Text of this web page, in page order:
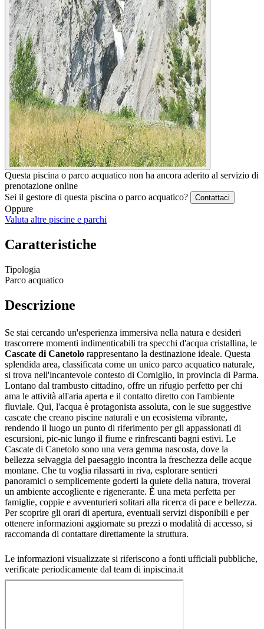
Questa piscina o parco acquatico non ha ancora aderito al servizio di
prenotazione online
Sei il gestore di questa piscina o parco acquatico?
Contattaci
Oppure
Valuta altre piscine e parchi
Caratteristiche
Tipologia
Parco acquatico
Descrizione
Se stai cercando un'esperienza immersiva nella natura e desideri
trascorrere momenti indimenticabili tra specchi d'acqua cristallina, le
Cascate di Canetolo rappresentano la destinazione ideale. Questa
splendida area, classificata come un unico parco acquatico naturale,
si trova nell'incantevole contesto di Corniglio, in provincia di Parma.
Lontano dal trambusto cittadino, offre un rifugio perfetto per chi
ama le attività all'aria aperta e il contatto diretto con l'ambiente
fluviale. Qui, l'acqua è protagonista assoluta, con le sue suggestive
cascate che creano piscine naturali e un ecosistema vibrante,
rendendo il luogo un punto di riferimento per gli appassionati di
escursioni, pic-nic lungo il fiume e rinfrescanti bagni estivi. Le
Cascate di Canetolo sono una vera gemma nascosta, dove la
bellezza selvaggia del paesaggio incontra la freschezza delle acque
montane. Che tu voglia rilassarti in riva, esplorare sentieri
panoramici o semplicemente goderti la quiete della natura, troverai
un ambiente accogliente e rigenerante. È una meta perfetta per
famiglie, coppie e avventurieri solitari alla ricerca di pace e bellezza.
Per scoprire gli orari di apertura, eventuali servizi disponibili e per
ottenere informazioni aggiornate su prezzi o modalità di accesso, si
raccomanda di contattare direttamente la struttura.
Le informazioni visualizzate si riferiscono a fonti ufficiali pubbliche,
verificate periodicamente dal team di inpiscina.it